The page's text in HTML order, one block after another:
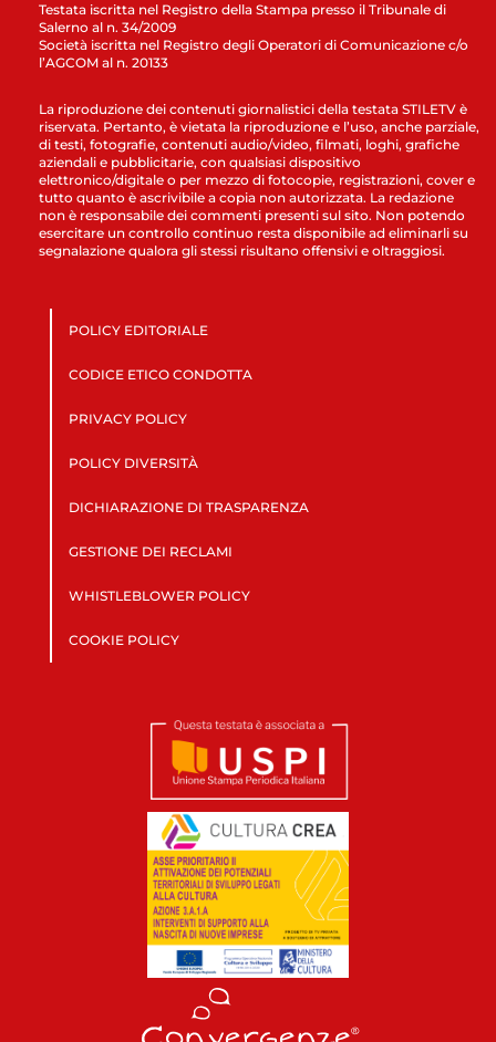
Testata iscritta nel Registro della Stampa presso il Tribunale di
Salerno al n. 34/2009
Società iscritta nel Registro degli Operatori di Comunicazione c/o
l’AGCOM al n. 20133
La riproduzione dei contenuti giornalistici della testata STILETV è
riservata. Pertanto, è vietata la riproduzione e l’uso, anche parziale,
di testi, fotografie, contenuti audio/video, filmati, loghi, grafiche
aziendali e pubblicitarie, con qualsiasi dispositivo
elettronico/digitale o per mezzo di fotocopie, registrazioni, cover e
tutto quanto è ascrivibile a copia non autorizzata. La redazione
non è responsabile dei commenti presenti sul sito. Non potendo
esercitare un controllo continuo resta disponibile ad eliminarli su
segnalazione qualora gli stessi risultano offensivi e oltraggiosi.
POLICY EDITORIALE
CODICE ETICO CONDOTTA
PRIVACY POLICY
POLICY DIVERSITÀ
DICHIARAZIONE DI TRASPARENZA
GESTIONE DEI RECLAMI
WHISTLEBLOWER POLICY
COOKIE POLICY